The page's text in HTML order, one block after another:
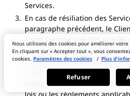
Services.
En cas de résiliation des
paragraphe précédent, le
à son Compte une fois que les
Le Client n’a droit à aucun
autre forme de restitution
payants, sauf dans la mesure
retour ou autre forme de
Nous utilisons des cookies pour améliorer
En cliquant sur « Accepter tout », vous
cookies. Paramètres des cookies / Plus
Refuser